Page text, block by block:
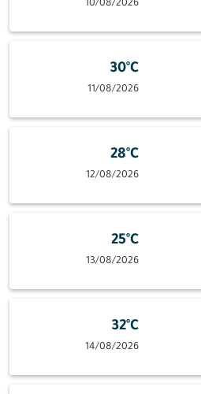
10/08/2026
30°C
11/08/2026
28°C
12/08/2026
25°C
13/08/2026
32°C
14/08/2026